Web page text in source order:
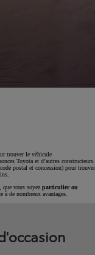
trouver le véhicule
Toyota et d’autres constructeurs.
postal et concession) pour trouver
que vous soyez particulier ou
à de nombreux avantages.